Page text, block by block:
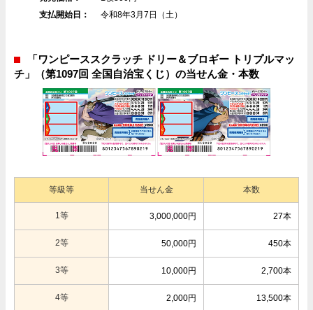
支払開始日：
令和8年3月7日（土）
「ワンピーススクラッチ ドリー＆ブロギー トリプルマッ
チ」（第1097回 全国自治宝くじ）の当せん金・本数
等級等 当せん金 本数
1等 3,000,000円 27本
2等 50,000円 450本
3等 10,000円 2,700本
4等 2,000円 13,500本